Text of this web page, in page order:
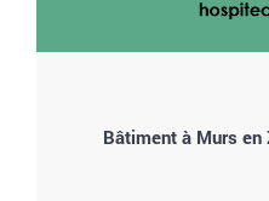
Bâtiment à Murs en